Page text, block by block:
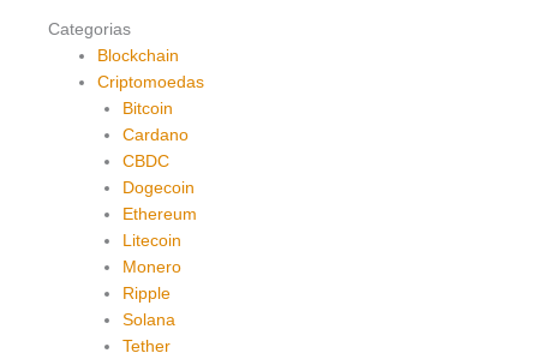
Categorias
Blockchain
Criptomoedas
Bitcoin
Cardano
CBDC
Dogecoin
Ethereum
Litecoin
Monero
Ripple
Solana
Tether